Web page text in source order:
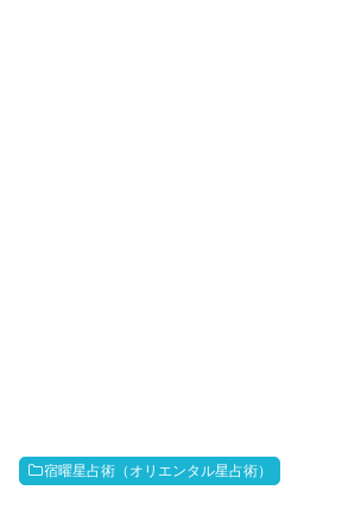
宿曜星占術（オリエンタル星占術）